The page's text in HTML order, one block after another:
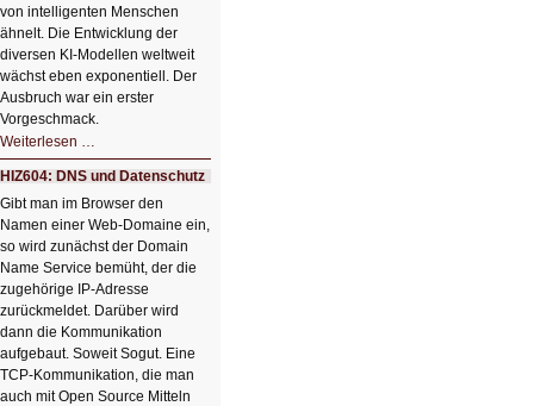
von intelligenten Menschen
ähnelt. Die Entwicklung der
diversen KI-Modellen weltweit
wächst eben exponentiell. Der
Ausbruch war ein erster
Vorgeschmack.
Weiterlesen …
Der
Ausbruch
der
KI
HIZ604: DNS und Datenschutz
Gibt man im Browser den
Namen einer Web-Domaine ein,
so wird zunächst der Domain
Name Service bemüht, der die
zugehörige IP-Adresse
zurückmeldet. Darüber wird
dann die Kommunikation
aufgebaut. Soweit Sogut. Eine
TCP-Kommunikation, die man
auch mit Open Source Mitteln